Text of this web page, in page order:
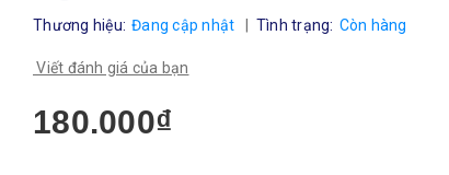
Thương hiệu: Đang cập nhật Tình trạng: Còn hàng
Viết đánh giá của bạn
180.000₫